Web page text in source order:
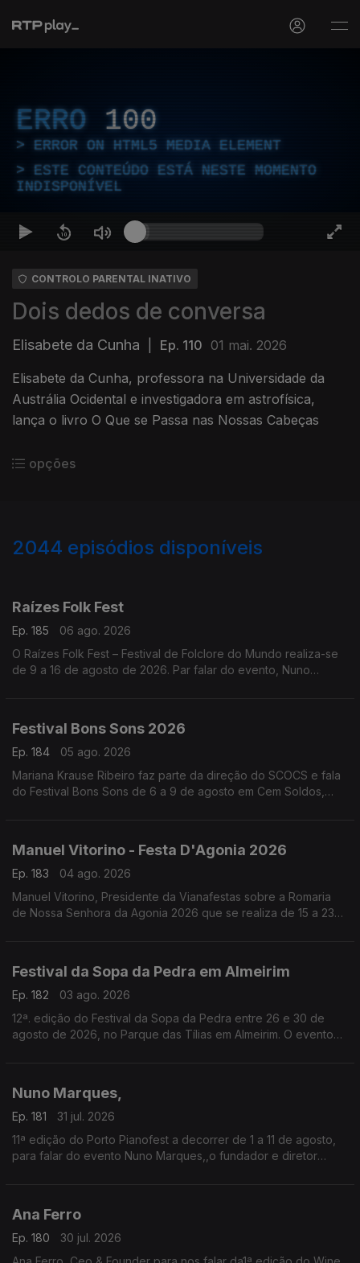
ERRO 100
ERROR ON HTML5 MEDIA ELEMENT
ESTE CONTEÚDO ESTÁ NESTE MOMENTO
INDISPONÍVEL
CONTROLO PARENTAL INATIVO
Dois dedos de conversa
Elisabete da Cunha Ep. 110 01 mai. 2026
Elisabete da Cunha, professora na Universidade da
Austrália Ocidental e investigadora em astrofísica,
lança o livro O Que se Passa nas Nossas Cabeças
opções
2044 episódios disponíveis
Raízes Folk Fest
Ep. 185
06 ago. 2026
O Raízes Folk Fest – Festival de Folclore do Mundo realiza-se
de 9 a 16 de agosto de 2026. Par falar do evento, Nuno
Festival Bons Sons 2026
Ep. 184
05 ago. 2026
Mariana Krause Ribeiro faz parte da direção do SCOCS e fala
do Festival Bons Sons de 6 a 9 de agosto em Cem Soldos,
Manuel Vitorino - Festa D'Agonia 2026
Ep. 183
04 ago. 2026
Manuel Vitorino, Presidente da Vianafestas sobre a Romaria
de Nossa Senhora da Agonia 2026 que se realiza de 15 a 23
Festival da Sopa da Pedra em Almeirim
Ep. 182
03 ago. 2026
12ª. edição do Festival da Sopa da Pedra entre 26 e 30 de
agosto de 2026, no Parque das Tílias em Almeirim. O evento
O grão-confrade Luís Manso da Confraria Gastronómica de
Almeirim fala sobre este símbolo da gastronomia.
Nuno Marques,
Ep. 181
31 jul. 2026
11ª edição do Porto Pianofest a decorrer de 1 a 11 de agosto,
para falar do evento Nuno Marques,,o fundador e diretor
Ana Ferro
Ep. 180
30 jul. 2026